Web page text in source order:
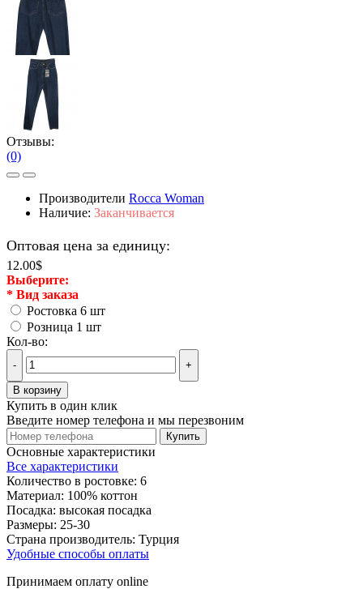
Отзывы:
(0)
Производители Rocca Woman
Наличие: Заканчивается
Оптовая цена за единицу:
12.00$
Выберите:
* Вид заказа
Ростовка 6 шт
Розница 1 шт
Кол-во:
- +
В корзину
Купить в один клик
Введите номер телефона и мы перезвоним
Купить
Основные характеристики
Все характеристики
Количество в ростовке: 6
Материал: 100% коттон
Посадка: высокая посадка
Размеры: 25-30
Страна производитель: Турция
Удобные способы оплаты
Принимаем оплату online